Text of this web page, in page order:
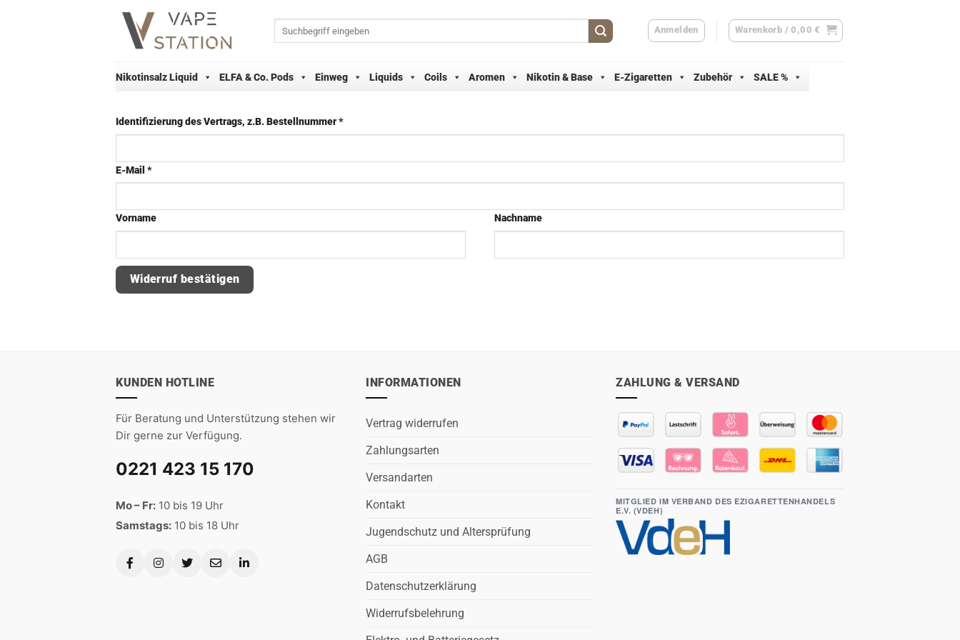
Anmelden Warenkorb /0,00€
Nikotinsalz Liquid ELFA & Co. Pods Einweg Liquids Coils Aromen Nikotin & Base E-Zigaretten Zubehör SALE %
Identifizierung des Vertrags, z.B. Bestellnummer*
E-Mail *
E-
Mail
Vorname Nachname
Widerruf bestätigen
KUNDEN HOTLINE
Für Beratung und Unterstützung stehen wir
Dir gerne zur Verfügung.
0221 423 15 170
Mo – Fr: 10 bis 19 Uhr
Samstags: 10 bis 18 Uhr
INFORMATIONEN
Vertrag widerrufen
Zahlungsarten
Versandarten
Kontakt
Jugendschutz und Altersprüfung
AGB
Datenschutzerklärung
Widerrufsbelehrung
ZAHLUNG & VERSAND
MITGLIED IM VERBAND DES EZIGARETTENHANDELS
E.V. (VDEH)